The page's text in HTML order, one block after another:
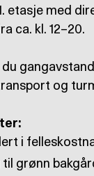
etasje med
ca. kl. 12–20.
du
og